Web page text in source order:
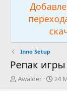
Inno Setup
Репак игры
А
Awalder
Д
24